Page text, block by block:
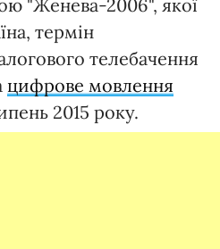
"Женева-2006", якої
термін
телебачення
цифрове мовлення
2015 року.